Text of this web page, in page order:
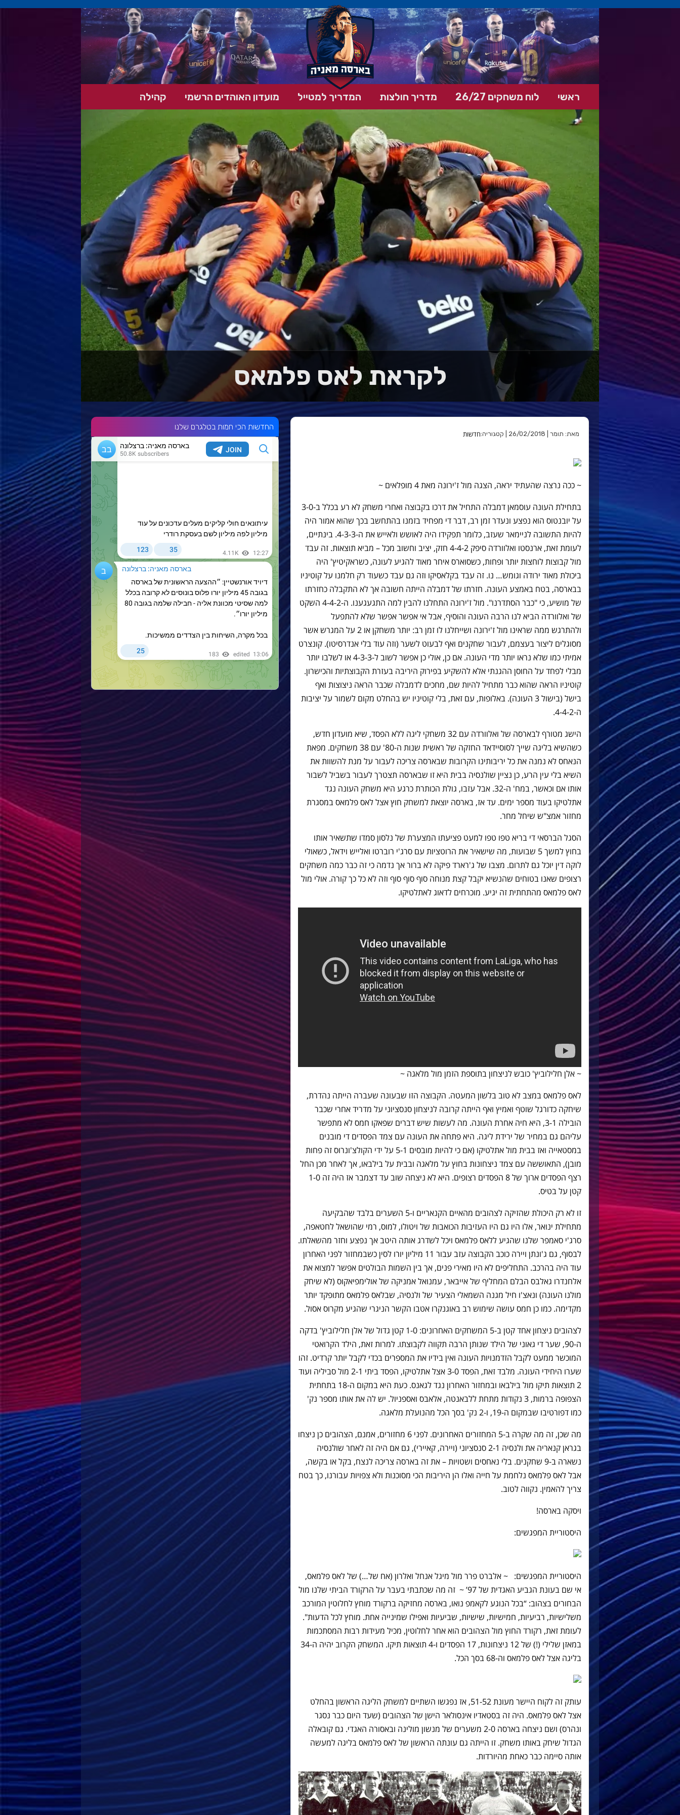
ראשי לוח משחקים 26/27 מדריך חולצות המדריך למטייל מועדון האוהדים הרשמי קהילה
לקראת לאס פלמאס
מאת: תומר | 26/02/2018 | קטגוריה: חדשות
~ ככה נרצה שהעתיד יראה, הצגה מול ז'ירונה מאת 4 מופלאים ~
בתחילת העונה עוסמאן דמבלה התחיל את דרכו בקבוצה ואחרי משחק לא רע בכלל ב-3-0
על יובנטוס הוא נפצע ונעדר זמן רב, דבר די מפחיד בזמנו בהתחשב בכך שהוא אמור היה
להיות התשובה לניימאר שעזב, כלומר תפקידו היה לאושש ולאייש את ה-4-3-3. בינתיים,
לעומת זאת, ארנסטו ואלוורדה סיפק 4-4-2 חזק, יציב וחשוב מכל – מביא תוצאות. זה עבד
מול קבוצות לוחצות יותר ופחות, כשסוארס איחר מאוד להגיע לעונה, כשראקיטיץ' היה
ביכולת מאוד ירודה וגומש… נו. זה עבד בקלאסיקו וזה גם עבד כשעוד רק חלמנו על קוטיניו
בבארסה, בטח באמצע העונה. חזרתו של דמבלה הייתה חשובה אך לא התקבלה כחזרתו
של מושיע, כי "כבר הסתדרנו". מול ז'ירונה התחלנו להבין למה התגעגענו. ה-4-4-2 השקט
של ואלוורדה הביא לנו הרבה העונה והוסיף, אבל אי אפשר אפשר שלא להתפעל
ולהתרגש ממה שראינו מול ז'ירונה ושייחלנו לו זמן רב: יותר משחקן או 2 על המגרש אשר
מסוגלים ליצור בעצמם, לעבור שחקנים ואף לבעוט לשער (וזה עוד בלי אנדרסיטו). קונצרט
אמיתי כמו שלא נראו יותר מדי העונה. אם כן, אולי כן אפשר לשוב ל-4-3-3 או לשלבו יותר
מבלי לפחד על החוסן ההגנתי אלא להשקיע בפירוק היריבה בעזרת הקבוצתיות והכישרון.
קוטיניו הראה שהוא כבר מתחיל להיות שם, מחכים לדמבלה שכבר הראה ניצוצות ואף
בישל (בישול 3 העונה). באלופות, עם זאת, בלי קוטיניו יש בהחלט מקום לשמור על יציבות
ה-4-4-2.
הישג מטורף לבארסה של ואלוורדה עם 32 משחקי ליגה ללא הפסד, שיא מועדון חדש,
כשהשיא בליגה שייך לסוסיידאד החזקה של ראשית שנות ה-80' עם 38 משחקים. מפאת
הנאחס לא נמנה את כל יריבותינו הקרובות שבארסה צריכה לעבור על מנת להשוות את
השיא בלי עין הרע, כן נציין שולנסיה בבית היא זו שבארסה תצטרך לעבור בשביל לשבור
אותו אם וכאשר, במח' ה-32. אבל עזבו, גולת הכותרת כרגע היא משחק העונה נגד
אתלטיקו בעוד מספר ימים. עד אז, בארסה יוצאת למשחק חוץ אצל לאס פלמאס במסגרת
מחזור אמצ"ש שיחל מחר.
הסגל הברסאי די בריא טפו טפו למעט פציעתו המצערת של נלסון סמדו שתשאיר אותו
בחוץ למשך 5 שבועות, מה שישאיר את הרוטציות עם סרג'י רוברטו ואלייש וידאל, כשאולי
לוקה דין יוכל גם לתרום. מצבו של ג'רארד פיקה לא ברור אך נדמה כי זה כבר כמה משחקים
רצופים שאנו בטוחים שהנשיא יקבל קצת מנוחה סוף סוף סוף וזה לא כל כך קורה. אולי מול
לאס פלמאס מהתחתית זה יגיע. מוכרחים לדאוג לאתלטיקו.
~ אלן חלילוביץ' כובש לניצחון בתוספת הזמן מול מלאגה ~
לאס פלמאס במצב לא טוב בלשון המעטה. הקבוצה הזו שבעונה שעברה הייתה נהדרת,
שיחקה כדורגל שוטף ואמיץ ואף הייתה קרובה לניצחון סנסציוני על מדריד אחרי שכבר
הובילה 3-1, היא חיה אחרת העונה. מה לעשות שיש דברים שפאקו חמס לא מתפשר
עליהם גם במחיר של ירידת ליגה. היא פתחה את העונה עם צמד הפסדים די מובנים
במסטאייה ואז בבית מול אתלטיקו (אם כי להיות מובסים 5-1 על ידי הקולצ'ונרוס זה פחות
מובן), התאוששה עם צמד ניצחונות בחוץ על מלאגה ובבית על בילבאו, אך לאחר מכן החל
רצף הפסדים ארוך של 8 הפסדים רצופים. היא לא ניצחה שוב עד דצמבר אז היה זה 1-0
קטן על בטיס.
זו לא רק היכולת שהזיקה לצהובים מהאיים הקנאריים ו-5 השערים בלבד שהבקיעה
מתחילת ינואר, אלו היו גם היו העזיבות הכואבות של ויטולו, למוס, רמי שהושאל לחטאפה,
סרג'י סאמפר שלנו שהגיע ללאס פלמאס ויכל לשדרג אותה היטב אך נפצע וחזר מהשאלתו.
לבסוף, גם ג'ונתן ויירה כוכב הקבוצה עזב עבור 11 מיליון יורו לסין כשבמחזור לפני האחרון
עוד היה בהרכב. התחליפים לא היו מאירי פנים, אך בין השמות הבולטים אפשר למצוא את
אלחנדרו גאלבס הבלם המחליף של אייבאר, עמנואל אמניקה של אולימפיאקוס (לא שיחק
מולנו העונה) ונאצ'ו חיל מגנה השמאלי הצעיר של ולנסיה, שבלאס פלמאס מתופקד יותר
מקדימה. כמו כן חמס עושה שימוש רב באוגנקרו אטבו הקשר הניגרי שהגיע מקרוס אסול.
לצהובים ניצחון אחד קטן ב-5 המשחקים האחרונים: 1-0 קטן גדול של אלן חלילוביץ' בדקה
ה-90, שער די גאוני של הילד שנותן הרבה תקווה לקבוצתו. למרות זאת, הילד הקרואטי
המוכשר ממעט לקבל הזדמנויות העונה ואין בידיו את המספרים בכדי לקבל יותר קרדיט. זהו
שערו היחידי העונה. מלבד זאת, הפסד 3-0 אצל אתלטיקו, הפסד ביתי 2-1 מול סביליה ועוד
2 תוצאות תיקו מול בילבאו ובמחזור האחרון נגד לגאנס. כעת היא במקום ה-18 בתחתית
הצפופה ברמות, 3 נקודות מתחת ללבאנטה, אלאבס ואספניול. יש לה את אותו מספר נק'
כמו דפורטיבו שבמקום ה-19, ו-2 נק' בסך הכל מהנועלת מלאגה.
מה שכן, זה מה שקרה ב-5 המחזורים האחרונים. לפני 6 מחזורים, אמנם, הצהובים כן ניצחו
בגראן קנאריה את ולנסיה 2-1 סנסציוני (ויירה, קאיירי), גם אם היה זה לאחר שולנסיה
נשארה ב-9 שחקנים. בלי נאחסים ושטויות – את זה בארסה צריכה לנצח, בקל או בקשה,
אבל לאס פלמאס נלחמת על חייה ואלו הן היריבות הכי מסוכנות ולא צפויות עבורנו, כך בטח
צריך להאמין. נקווה לטוב.
ויסקה בארסה!
היסטוריית המפגשים:
היסטוריית המפגשים: ~ אלברט פרר מול מיגל אנחל ואלרון (אח של…) של לאס פלמאס,
אי שם בעונת הגביע האגדית של 97’ ~ זה מה שכתבתי בעבר על הרקורד הביתי שלנו מול
הבחורים בצהוב: “בכל הנוגע לקאמפ נואו, בארסה מחזיקה ברקורד מוחץ לחלוטין המורכב
משלישיות, רביעיות, חמישיות, שישיות, שביעיות ואפילו שמינייה אחת. מוחץ לכל הדעות".
לעומת זאת, רקורד החוץ מול הצהובים הוא אחר לחלוטין, מכיל מעידות רבות המסתכמות
במאזן שלילי (!) של 12 ניצחונות, 17 הפסדים ו-4 תוצאות תיקו. המשחק הקרוב יהיה ה-34
בליגה אצל לאס פלמאס וה-68 בסך הכל.
עותק זה לקוח היישר מעונת 51-52, אז נפגשו השתיים למשחק הליגה הראשון בהחלט
אצל לאס פלמאס. היה זה בסטאדיו אינסולאר הישן של הצהובים (שעד היום כבר נסגר
ונהרס) ושם ניצחה בארסה 2-0 משערים של מנשון מולינה ובאסורה האגדי. גם קובאלה
הגדול שיחק באותו משחק. זו הייתה גם עונתה הראשון של לאס פלמאס בליגה למעשה
אותה סיימה כבר כאחת מהיורדות.
החדשות הכי חמות בטלגרם שלנו